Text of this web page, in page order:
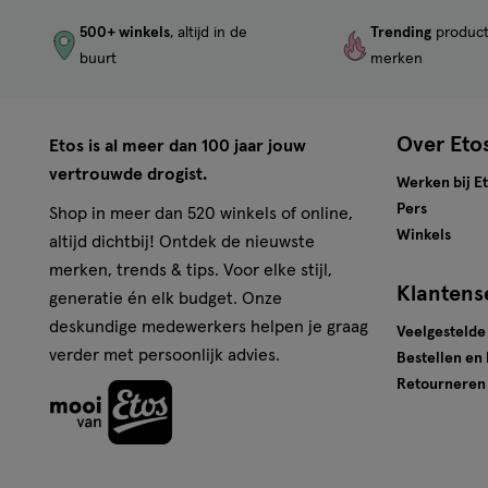
500+ winkels, altijd in de
buurt
Trending
merken
Etos is al meer dan 100 jaar jouw
vertrouwde drogist.
Shop in meer dan 520 winkels of online,
altijd dichtbij! Ontdek de nieuwste
merken, trends & tips. Voor elke stijl,
generatie én elk budget. Onze
deskundige medewerkers helpen je graag
verder met persoonlijk advies.
Over
Werken bij
Pers
Winkels
Veelgestelde
Bestellen en
Retourneren